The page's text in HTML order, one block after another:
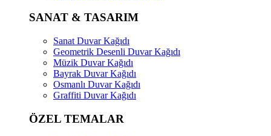
SANAT & TASARIM
Sanat Duvar Kağıdı
Geometrik Desenli Duvar Kağıdı
Müzik Duvar Kağıdı
Bayrak Duvar Kağıdı
Osmanlı Duvar Kağıdı
Graffiti Duvar Kağıdı
ÖZEL TEMALAR